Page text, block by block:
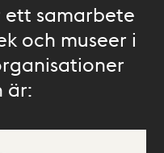
ett samarbete
och museer i
är: